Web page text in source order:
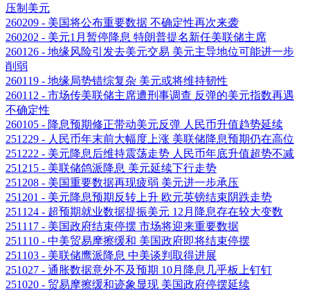
压制美元
260209 - 美国将公布重要数据 不确定性再次来袭
260202 - 美元1月暂停降息 特朗普提名新任美联储主席
260126 - 地缘风险引发去美元交易 美元主导地位可能进一步
削弱
260119 - 地缘局势错综复杂 美元或将维持韧性
260112 - 市场传美联储主席遭刑事调查 反弹的美元指数再遇
不确定性
260105 - 降息预期修正带动美元反弹 人民币升值趋势延续
251229 - 人民币年末前大幅度上涨 美联储降息预期仍在高位
251222 - 美元降息后维持震荡走势 人民币年底升值超势不减
251215 - 美联储鸽派降息 美元延续下行走势
251208 - 美国重要数据再现疲弱 美元进一步承压
251201 - 美元降息预期反转上升 欧元英镑结束阴跌走势
251124 - 超预期就业数据提振美元 12月降息存在较大变数
251117 - 美国政府结束停摆 市场将迎来重要数据
251110 - 中美贸易摩擦缓和 美国政府即将结束停摆
251103 - 美联储鹰派降息 中美谈判取得进展
251027 - 通胀数据意外不及预期 10月降息几乎板上钉钉
251020 - 贸易摩擦缓和迹象显现 美国政府停摆延续